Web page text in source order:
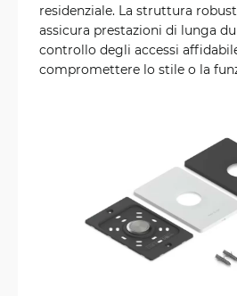
residenziale. La struttura
assicura prestazioni di lunga
controllo degli accessi
compromettere lo stile o la